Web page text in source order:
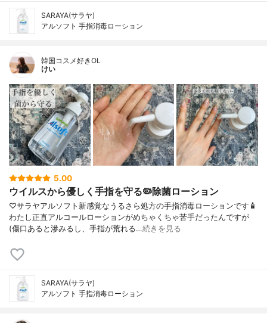
SARAYA(サラヤ)
アルソフト 手指消毒ローション
韓国コスメ好きOL
けい
5.00
ウイルスから優しく手指を守る🦠除菌ローション
♡サラヤアルソフト新感覚なうるさら処方の手指消毒ローションです🧴
わたし正直アルコールローションがめちゃくちゃ苦手だったんですが
(傷口あると滲みるし、手指が荒れる…続きを見る
SARAYA(サラヤ)
アルソフト 手指消毒ローション